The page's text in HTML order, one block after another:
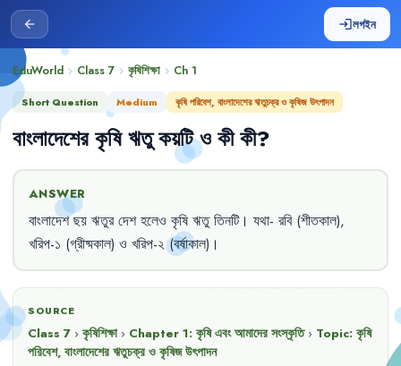
arrow_back loginলগইন
EduWorld chevron_right Class 7 chevron_right কৃষিশিক্ষা chevron_right Ch 1
Short Question Medium কৃষি পরিবেশ, বাংলাদেশের ঋতুচক্র ও কৃষিজ উৎপাদন
বাংলাদেশের কৃষি ঋতু কয়টি ও কী কী?
ANSWER
বাংলাদেশ ছয় ঋতুর দেশ হলেও কৃষি ঋতু তিনটি। যথা- রবি (শীতকাল),
খরিপ-১ (গ্রীষ্মকাল) ও খরিপ-২ (বর্ষাকাল) ।
SOURCE
Class 7 › কৃষিশিক্ষা › Chapter 1: কৃষি এবং আমাদের সংস্কৃতি › Topic: কৃষি
পরিবেশ, বাংলাদেশের ঋতুচক্র ও কৃষিজ উৎপাদন